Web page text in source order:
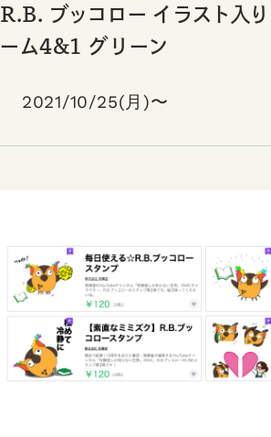
R.B. ブッコロー イラスト入り
ーム4&1 グリーン
2021/10/25(月)〜